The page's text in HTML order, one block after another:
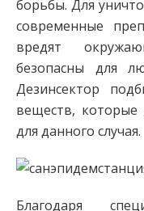
борьбы. Для
современные
вредят
безопасны для
Дезинсектор
веществ,
для данного случая.
Благодаря